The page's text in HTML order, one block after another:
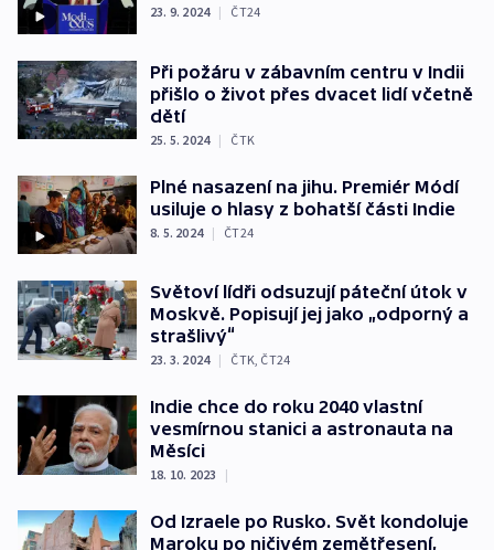
23. 9. 2024 | ČT24
Při požáru v zábavním centru v Indii
přišlo o život přes dvacet lidí včetně
dětí
25. 5. 2024 | ČTK
Plné nasazení na jihu. Premiér Módí
usiluje o hlasy z bohatší části Indie
8. 5. 2024 | ČT24
Světoví lídři odsuzují páteční útok v
Moskvě. Popisují jej jako „odporný a
strašlivý“
23. 3. 2024 | ČTK, ČT24
Indie chce do roku 2040 vlastní
vesmírnou stanici a astronauta na
Měsíci
18. 10. 2023 |
Od Izraele po Rusko. Svět kondoluje
Maroku po ničivém zemětřesení,